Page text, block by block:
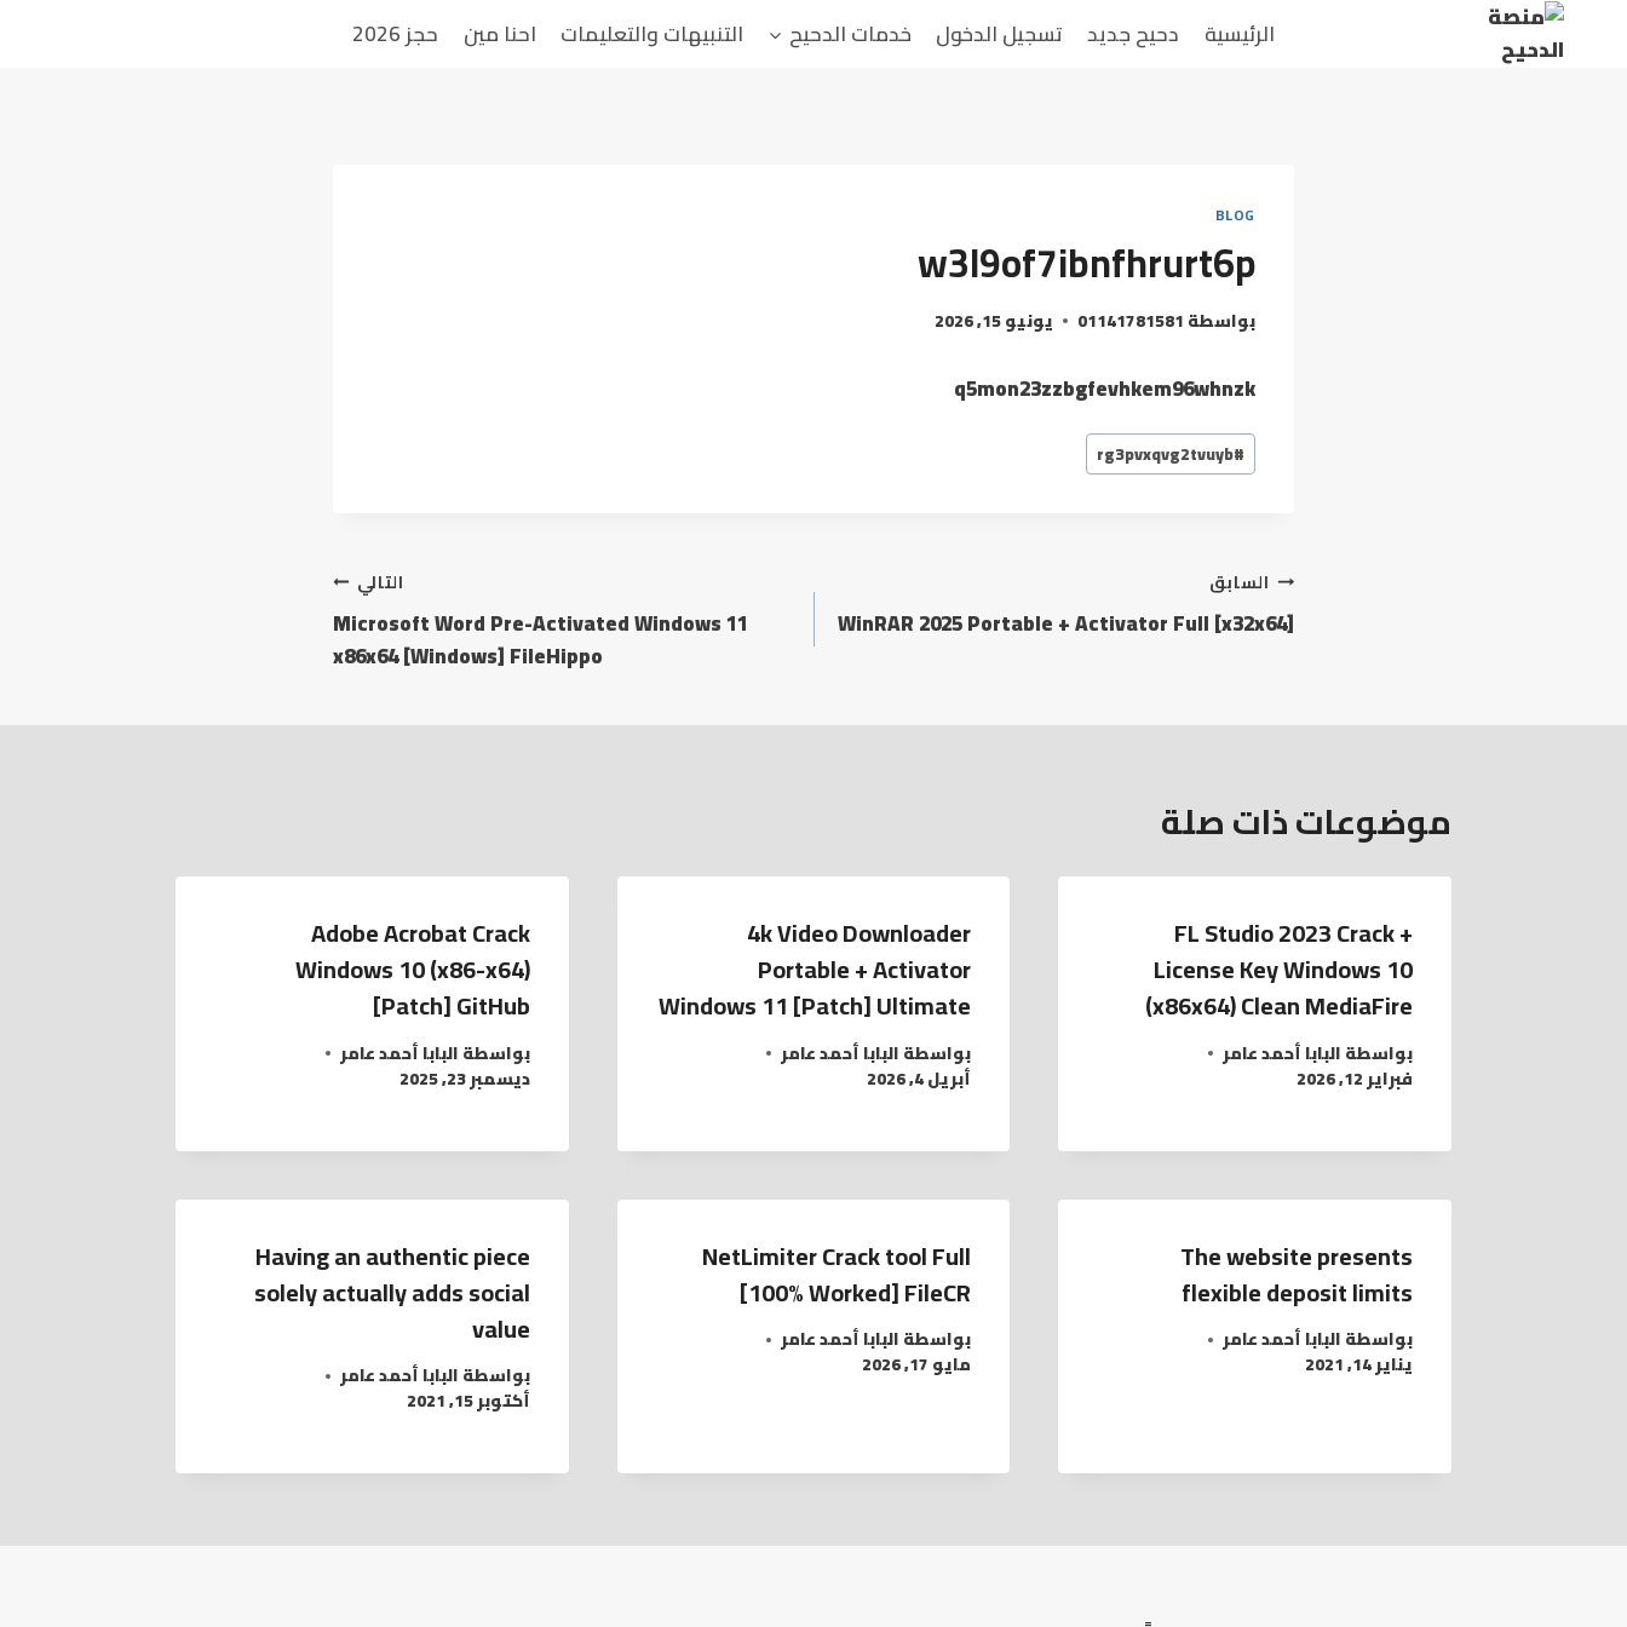
التجاوز
الرئيسية دحيح جديد تسجيل الدخول خدمات الدحيح التنبيهات والتعليمات احنا مين حجز 2026
BLOG
w3l9of7ibnfhrurt6p
بواسطة01141781581 يونيو 15, 2026
q5mon23zzbgfevhkem96whnzk
وسوم
المقال:
#
rg3pvxqvg2tvuyb
تصفّح
المقالات
السابق
WinRAR 2025 Portable + Activator Full [x32x64]
التالي
Microsoft Word Pre-Activated Windows 11
x86x64 [Windows] FileHippo
موضوعات ذات صلة
FL Studio 2023 Crack +
License Key Windows 10
(x86x64) Clean MediaFire
بواسطةالبابا أحمد عامر
فبراير 12, 2026
4k Video Downloader
Portable + Activator
Windows 11 [Patch] Ultimate
بواسطةالبابا أحمد عامر
أبريل 4, 2026
Adobe Acrobat Crack
Windows 10 (x86-x64)
[Patch] GitHub
بواسطةالبابا أحمد عامر
ديسمبر 23, 2025
The website presents
flexible deposit limits
بواسطةالبابا أحمد عامر
يناير 14, 2021
NetLimiter Crack tool Full
[100% Worked] FileCR
بواسطةالبابا أحمد عامر
مايو 17, 2026
Having an authentic piece
solely actually adds social
value
بواسطةالبابا أحمد عامر
أكتوبر 15, 2021